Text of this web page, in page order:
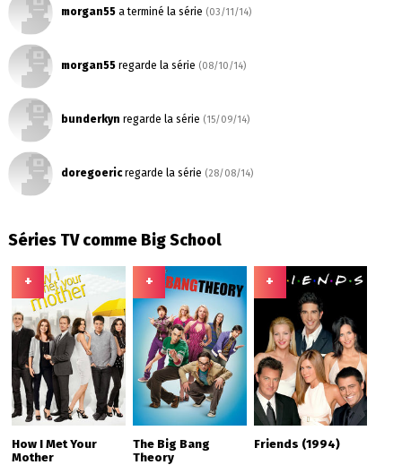
morgan55a terminé la série (03/11/14)
morgan55regarde la série (08/10/14)
bunderkyn regarde la série (15/09/14)
doregoericregarde la série (28/08/14)
Séries TV comme Big School
+
How I Met Your
Mother
+
The Big Bang
Theory
+
Friends (1994)